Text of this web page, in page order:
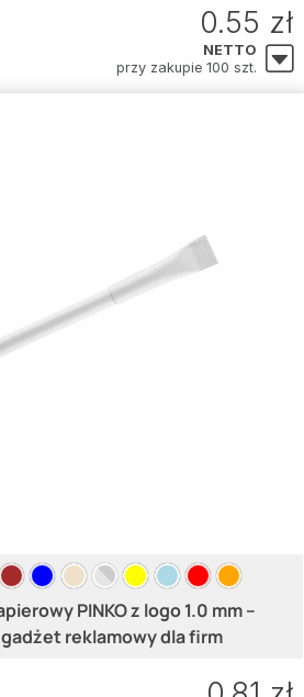
0.55 zł
NETTO
przy zakupie 100 szt.
PINKO z logo 1.0 mm –
reklamowy dla firm